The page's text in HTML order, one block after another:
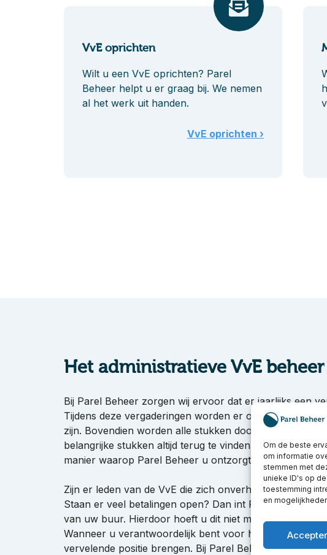
Om de beste
om informatie
stemmen met
unieke ID's op
toestemming
en
VvE oprichten
Wilt u een VvE oprichten? Parel
Beheer helpt u er graag bij. We nemen
al het werk uit handen.
VvE oprichten ›
Het administratieve VvE beheer
Bij Parel Beheer zorgen wij ervoor dat er jaarlijks een
Tijdens deze vergaderingen worden er ook notulen
zijn. Bovendien worden alle stukken door Parel Beheer
belangrijke stukken altijd terug te vinden indien dit
manier waarop Parel Beheer u ontzorgt op het gebied
Zijn er leden van de VvE die zich onverhoopt toch niet
Staan er veel betalingen open? Dan int Parel Beheer
van uw buur. Hierdoor hoeft u dit niet meer zelf te
Wanneer u verantwoordelijk bent voor het VvE beheer
vervelende positie brengen. Bij Parel Beheer bent u aan